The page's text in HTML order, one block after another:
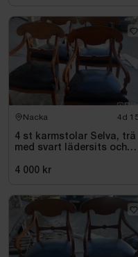
Nacka 4d
4 st karmstolar Selva, trä
med svart lädersits och
4 000 kr